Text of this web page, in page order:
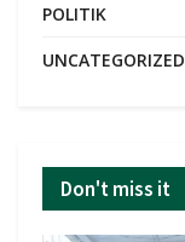
POLITIK
UNCATEGORIZED
Don't miss it